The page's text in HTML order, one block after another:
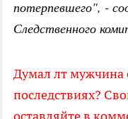
потерпевшего", -
Следственного
Думал лт мужчина
последствиях?
оставляйте в